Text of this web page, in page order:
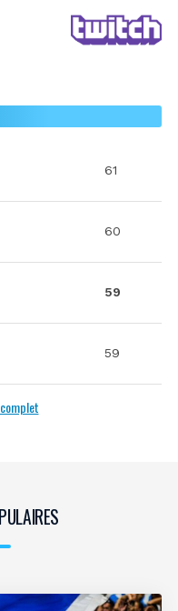
61
60
59
59